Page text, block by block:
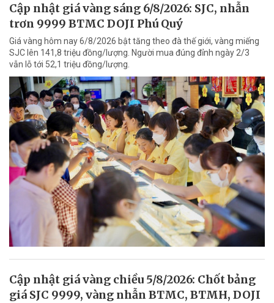
Cập nhật giá vàng sáng 6/8/2026: SJC, nhẫn
trơn 9999 BTMC DOJI Phú Quý
Giá vàng hôm nay 6/8/2026 bật tăng theo đà thế giới, vàng miếng
SJC lên 141,8 triệu đồng/lượng. Người mua đúng đỉnh ngày 2/3
vẫn lỗ tới 52,1 triệu đồng/lượng.
Cập nhật giá vàng chiều 5/8/2026: Chốt bảng
giá SJC 9999, vàng nhẫn BTMC, BTMH, DOJI